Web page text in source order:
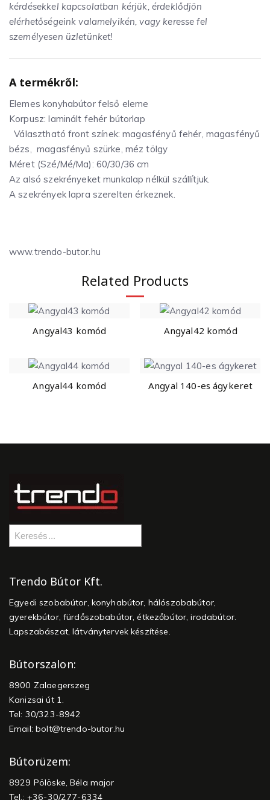
kérdésekkel kapcsolatban kérjük, érdeklődjön
elérhetőségeink valamelyikén, vagy keresse fel
személyesen üzletünket!
A termékről:
Elemes konyhabútor felső eleme
Korpusz: laminált fehér bútorlap
Választható front színek: magasfényű fehér, magasfényű
bézs, magasfényű szürke, méz tölgy
Méret (Szé/Mé/Ma): 60/30/36 cm
Az alsó szekrényeket munkalap nélkül szállítjuk.
A szekrények lapra szerelten érkeznek.
www.trendo-butor.hu
Related Products
Angyal43 komód Angyal42 komód
Angyal44 komód Angyal 140-es ágykeret
Trendo Bútor Kft.
Egyedi szobabútor, konyhabútor, hálószobabútor,
gyerekbútor, fürdőszobabútor, étkezőbútor, irodabútor.
Lapszabászat, látványtervek készítése.
Bútorszalon:
8900 Zalaegerszeg
Kanizsai út 1.
Tel: 30/323-8942
Email:bolt@trendo-butor.hu
Bútorüzem:
8929 Pölöske, Béla major
Tel.: +36-30/277-6334